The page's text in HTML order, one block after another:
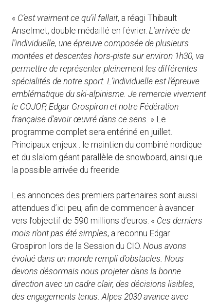
« C’est vraiment ce qu’il fallait, a réagi Thibault
Anselmet, double médaillé en février. L’arrivée de
l’individuelle, une épreuve composée de plusieurs
montées et descentes hors-piste sur environ 1h30, va
permettre de représenter pleinement les différentes
spécialités de notre sport. L’individuelle est l’épreuve
emblématique du ski-alpinisme. Je remercie vivement
le COJOP, Edgar Grospiron et notre Fédération
française d’avoir œuvré dans ce sens. » Le
programme complet sera entériné en juillet.
Principaux enjeux : le maintien du combiné nordique
et du slalom géant parallèle de snowboard, ainsi que
la possible arrivée du freeride.
Les annonces des premiers partenaires sont aussi
attendues d’ici peu, afin de commencer à avancer
vers l’objectif de 590 millions d’euros. « Ces derniers
mois n’ont pas été simples, a reconnu Edgar
Grospiron lors de la Session du CIO. Nous avons
évolué dans un monde rempli d’obstacles. Nous
devons désormais nous projeter dans la bonne
direction avec un cadre clair, des décisions lisibles,
des engagements tenus. Alpes 2030 avance avec